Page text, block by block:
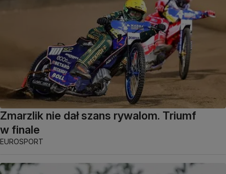
Zmarzlik nie dał szans rywalom. Triumf
w finale
EUROSPORT